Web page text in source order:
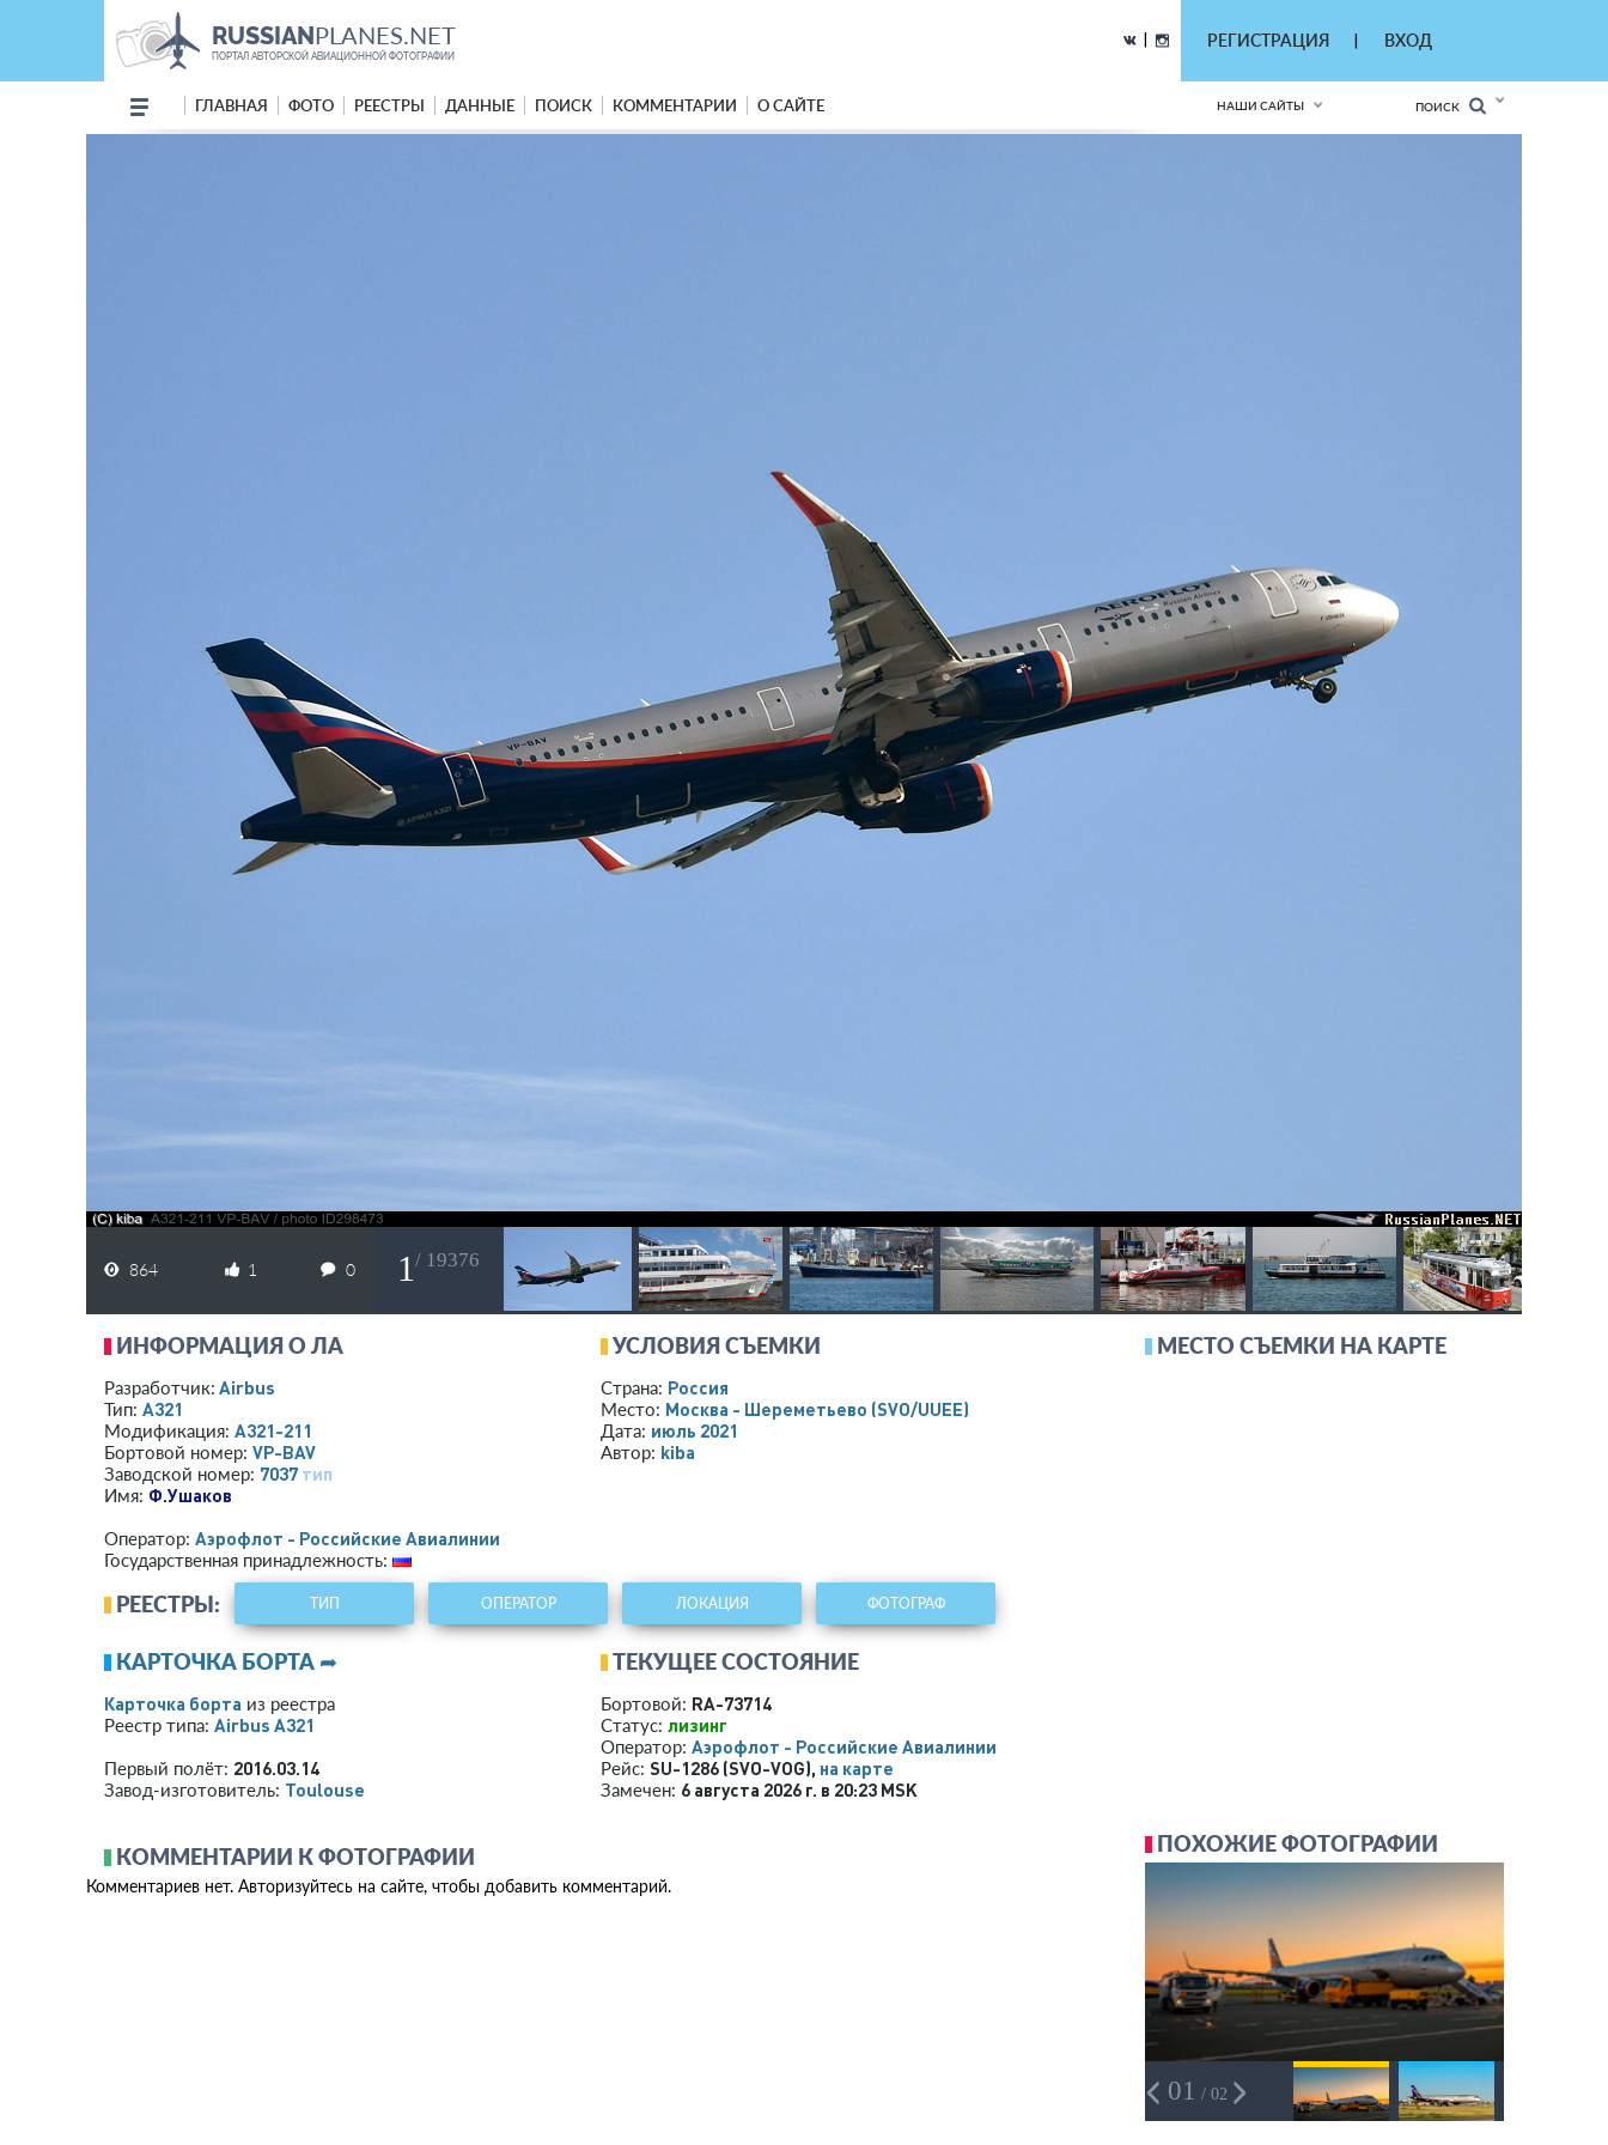
RUSSIANPLANES.NET
ПОРТАЛ АВТОРСКОЙ АВИАЦИОННОЙ ФОТОГРАФИИ
РЕГИСТРАЦИЯ ВХОД
ГЛАВНАЯ ФОТО РЕЕСТРЫ ДАННЫЕ ПОИСК КОММЕНТАРИИ О САЙТЕ НАШИ САЙТЫ ПОИСК
864 1 0 1 / 19376
ИНФОРМАЦИЯ О ЛА
Разработчик: Airbus
Тип: A321
Модификация: A321-211
Бортовой номер: VP-BAV
Заводской номер: 7037 тип
Имя: Ф.Ушаков
Оператор: Аэрофлот - Российские Авиалинии
Государственная принадлежность:
УСЛОВИЯ СЪЕМКИ
Страна: Россия
Место: Москва - Шереметьево (SVO/UUEE)
Дата: июль 2021
Автор: kiba
РЕЕСТРЫ: ТИП ОПЕРАТОР ЛОКАЦИЯ ФОТОГРАФ
КАРТОЧКА БОРТА ➦
Карточка борта из реестра
Реестр типа: Airbus A321
Первый полёт: 2016.03.14
Завод-изготовитель: Toulouse
ТЕКУЩЕЕ СОСТОЯНИЕ
Бортовой: RA-73714
Статус: лизинг
Оператор: Аэрофлот - Российские Авиалинии
Рейс: SU-1286 (SVO-VOG), на карте
Замечен: 6 августа 2026 г. в 20:23 MSK
КОММЕНТАРИИ К ФОТОГРАФИИ
Комментариев нет. Авторизуйтесь на сайте, чтобы добавить комментарий.
МЕСТО СЪЕМКИ НА КАРТЕ
ПОХОЖИЕ ФОТОГРАФИИ
01 / 02